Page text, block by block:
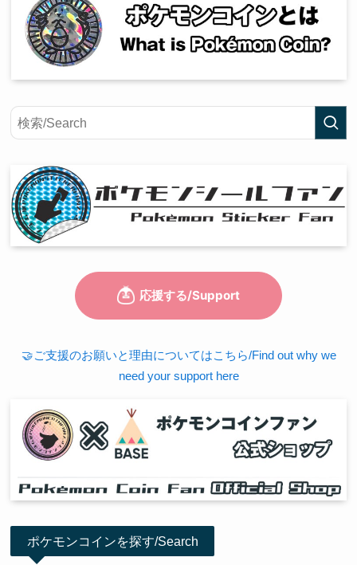
🤝ご支援のお願いと理由についてはこちら/Find out why we
need your support here
ポケモンコインを探す/Search